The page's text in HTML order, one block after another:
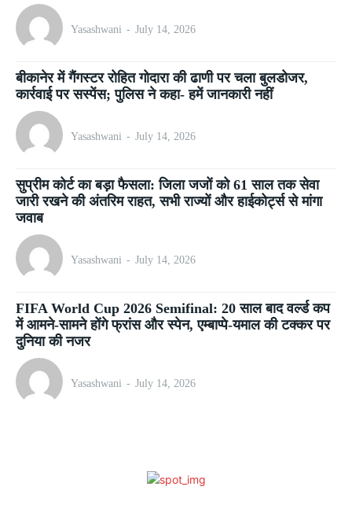
Yasashwani - July 14, 2026
बीकानेर में गैंगस्टर रोहित गोदारा की ढाणी पर चला बुलडोजर,
कार्रवाई पर सस्पेंस; पुलिस ने कहा- हमें जानकारी नहीं
Yasashwani - July 14, 2026
सुप्रीम कोर्ट का बड़ा फैसला: जिला जजों को 61 साल तक सेवा
जारी रखने की अंतरिम राहत, सभी राज्यों और हाईकोर्ट्स से मांगा
जवाब
Yasashwani - July 14, 2026
FIFA World Cup 2026 Semifinal: 20 साल बाद वर्ल्ड कप
में आमने-सामने होंगे फ्रांस और स्पेन, एम्बाप्पे-यमाल की टक्कर पर
दुनिया की नजर
Yasashwani - July 14, 2026